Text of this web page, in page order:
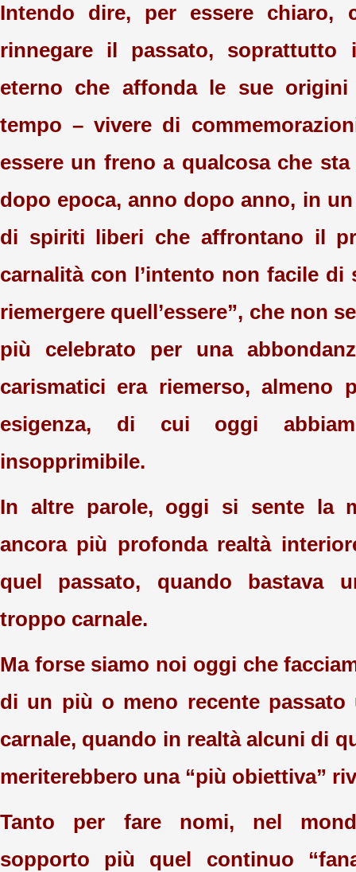
Intendo dire, per essere chiaro,
rinnegare il passato, soprattutto
eterno che affonda le sue
tempo – vivere di
essere un freno a qualcosa che
dopo epoca, anno dopo anno, in
di spiriti liberi che affrontano il
carnalità con l’intento non facile di
riemergere quell’essere”, che non
più celebrato per una
carismatici era riemerso, almeno
esigenza, di cui oggi
insopprimibile.
In altre parole, oggi si sente la
ancora più profonda realtà
quel passato, quando bastava
troppo carnale.
Ma forse siamo noi oggi che
di un più o meno recente
carnale, quando in realtà alcuni di
meriterebbero una “più obiettiva”
Tanto per fare nomi, nel
sopporto più quel continuo